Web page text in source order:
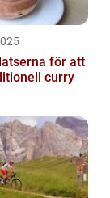
för att
curry